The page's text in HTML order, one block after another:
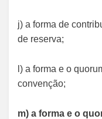
j) a forma de
de reserva;
l) a forma e o
convenção;
m) a forma e o